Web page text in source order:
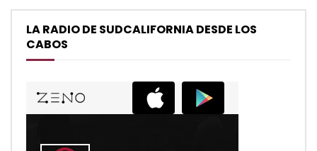
LA RADIO DE SUDCALIFORNIA DESDE LOS
CABOS